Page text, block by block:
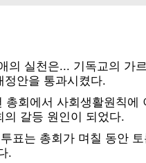
의 실천은... 기독교의 가
안을 통과시켰다.
총회에서 사회생활원칙
갈등 원인이 되었다.
표는 총회가 며칠 동안
.